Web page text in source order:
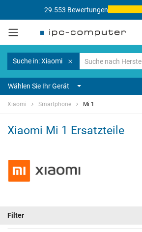
29.553 Bewertungen
Suche in: Xiaomi
Wählen Sie Ihr Gerät
Xiaomi Smartphone Mi 1
Xiaomi Mi 1 Ersatzteile
Filter